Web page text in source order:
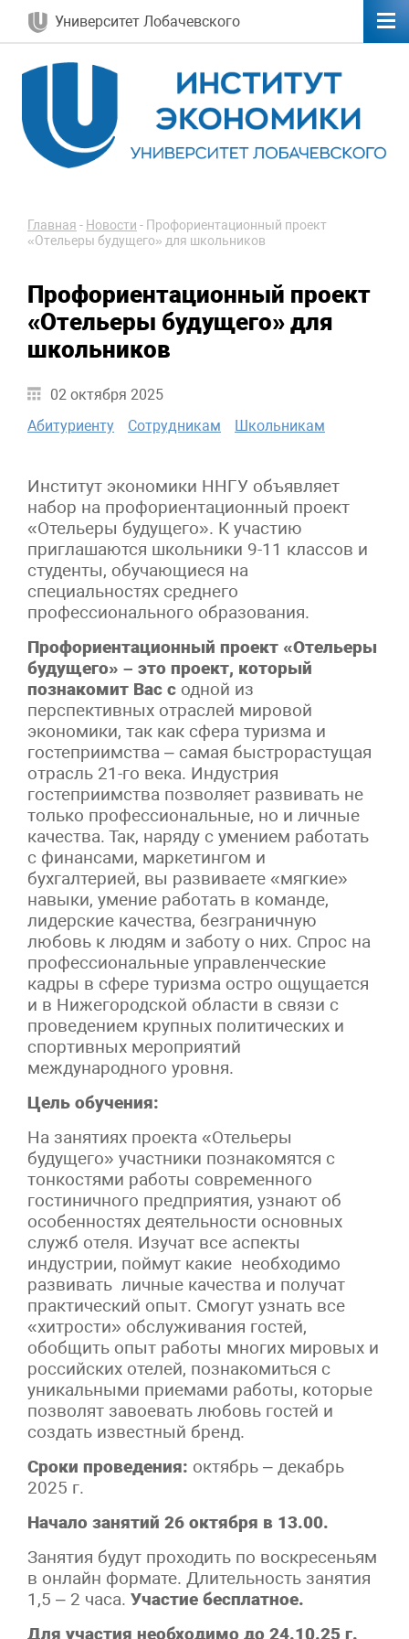
Университет Лобачевского
Главная - Новости - Профориентационный проект
«Отельеры будущего» для школьников
Профориентационный проект
«Отельеры будущего» для
школьников
02 октября 2025
Абитуриенту
Сотрудникам Школьникам
Институт экономики ННГУ объявляет
набор на профориентационный проект
«Отельеры будущего». К участию
приглашаются школьники 9-11 классов и
студенты, обучающиеся на
специальностях среднего
профессионального образования.
Профориентационный проект «Отельеры
будущего» – это проект, который
познакомит Вас с одной из
перспективных отраслей мировой
экономики, так как сфера туризма и
гостеприимства – самая быстрорастущая
отрасль 21-го века. Индустрия
гостеприимства позволяет развивать не
только профессиональные, но и личные
качества. Так, наряду с умением работать
с финансами, маркетингом и
бухгалтерией, вы развиваете «мягкие»
навыки, умение работать в команде,
лидерские качества, безграничную
любовь к людям и заботу о них. Спрос на
профессиональные управленческие
кадры в сфере туризма остро ощущается
и в Нижегородской области в связи с
проведением крупных политических и
спортивных мероприятий
международного уровня.
Цель обучения:
На занятиях проекта «Отельеры
будущего» участники познакомятся с
тонкостями работы современного
гостиничного предприятия, узнают об
особенностях деятельности основных
служб отеля. Изучат все аспекты
индустрии, поймут какие необходимо
развивать личные качества и получат
практический опыт. Смогут узнать все
«хитрости» обслуживания гостей,
обобщить опыт работы многих мировых и
российских отелей, познакомиться с
уникальными приемами работы, которые
позволят завоевать любовь гостей и
создать известный бренд.
Сроки проведения: октябрь – декабрь
2025 г.
Начало занятий 26 октября в 13.00.
Занятия будут проходить по воскресеньям
в онлайн формате. Длительность занятия
1,5 – 2 часа. Участие бесплатное.
Для участия необходимо до 24.10.25 г.